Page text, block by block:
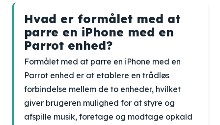
Hvad er formålet med at
parre en iPhone med en
Parrot enhed?
Formålet med at parre en iPhone med en
Parrot enhed er at etablere en trådløs
forbindelse mellem de to enheder, hvilket
giver brugeren mulighed for at styre og
afspille musik, foretage og modtage opkald